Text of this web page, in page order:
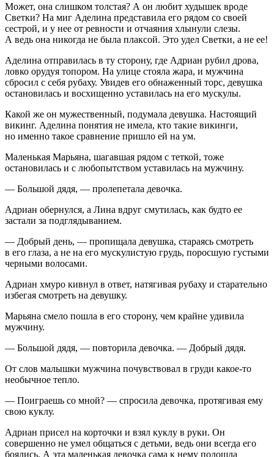
Может, она слишком толстая? А он любит худышек вроде
Светки? На миг Аделина представила его рядом со своей
сестрой, и у нее от ревности и отчаяния хлынули слезы.
А ведь она никогда не была плаксой. Это удел Светки, а не ее!
Аделина отправилась в ту сторону, где Адриан рубил дрова,
ловко орудуя топором. На улице стояла жара, и мужчина
сбросил с себя рубаху. Увидев его обнаженный торс, девушка
остановилась и восхищенно уставилась на его мускулы.
Какой же он мужественный, подумала девушка. Настоящий
викинг. Аделина понятия не имела, кто такие викинги,
но именно такое сравнение пришло ей на ум.
Маленькая Марьяна, шагавшая рядом с теткой, тоже
остановилась и с любопытством уставилась на мужчину.
— Большой дядя, — пролепетала девочка.
Адриан обернулся, а Лина вдруг смутилась, как будто ее
застали за подглядыванием.
— Добрый день, — пропищала девушка, стараясь смотреть
в его глаза, а не на его мускулистую грудь, поросшую густыми
черными волосами.
Адриан хмуро кивнул в ответ, натягивая рубаху и старательно
избегая смотреть на девушку.
Марьяна смело пошла в его сторону, чем крайне удивила
мужчину.
— Большой дядя, — повторила девочка. — Добрый дядя.
От слов малышки мужчина почувствовал в груди какое-то
необычное тепло.
— Поиграешь со мной? — спросила девочка, протягивая ему
свою куклу.
Адриан присел на корточки и взял куклу в руки. Он
совершенно не умел общаться с детьми, ведь они всегда его
боялись. А эта маленькая девочка сама к нему подошла